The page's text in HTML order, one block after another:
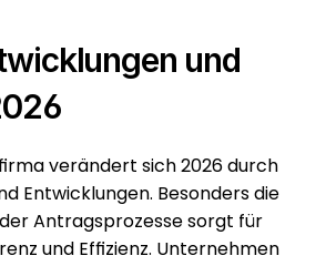
und
verändert sich 2026 durch
Entwicklungen. Besonders die
Antragsprozesse sorgt für
und Effizienz. Unternehmen